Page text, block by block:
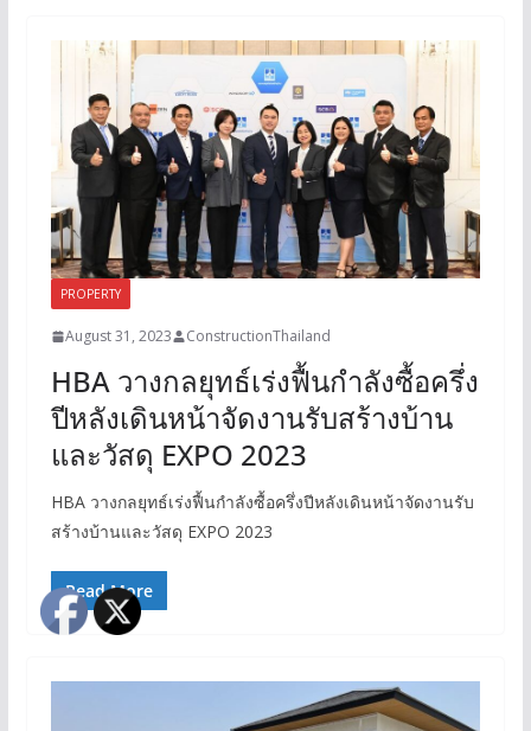
PROPERTY
August 31, 2023 ConstructionThailand
HBA วางกลยุทธ์เร่งฟื้นกำลังซื้อครึ่ง
ปีหลังเดินหน้าจัดงานรับสร้างบ้าน
และวัสดุ EXPO 2023
HBA วางกลยุทธ์เร่งฟื้นกำลังซื้อครึ่งปีหลังเดินหน้าจัดงานรับ
สร้างบ้านและวัสดุ EXPO 2023
Read More